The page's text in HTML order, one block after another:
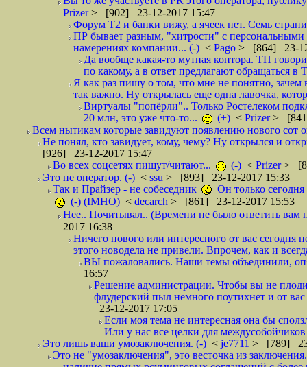
Prizer> [902] 23-12-2017 15:47
Форум Т2 и банки вижу, а ячеек нет. Семь
ПР бывает разным, "хитрости" с персональными
намерениях компании... (-) < Pago > [864] 23-
Да вообще какая-то мутная контора. ТП
по какому, а в ответ предлагают обращаться
Я как раз пишу о том, что мне не понятно, зачем
так важно. Ну открылась еще одна лавочка,
Виртуалы "попёрли".. Только Ростелеком
20 млн, это уже что-то...
(+) < Prizer>
Всем нытикам которые завидуют появлению нового сот
Не понял, кто завидует, кому, чему? Ну открылся и
[926] 23-12-2017 15:47
Во всех соцсетях пишут/читают...
(-) < Prizer>
Это не оператор. (-) < ssu > [893] 23-12-2017 15:33
Так и Прайзер - не собеседник
Он только
(-) (IMHO) < decarch > [861] 23-12-2017 15:53
Нее.. Почитывал.. (Времени не было ответить вам
2017 16:38
Ничего нового или интересного от вас сегодня
этого новодела не привели. Впрочем, как и
ВЫ пожаловались. Наши темы объединили,
16:57
Решение администрации. Чтобы вы не
флудерский пыл немного поутихнет и от
23-12-2017 17:05
Если моя тема не интересная она бы
Или у нас все целки для
Это лишь ваши умозаключения. (-) < je7711 > [789]
Это не "умозаключения", это весточка из